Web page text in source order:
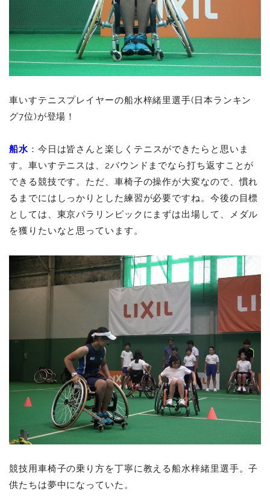
車いすテニスプレイヤーの船水梓緒里選手(日本ランキン
グ7位)が登場！
船水：今日は皆さんと楽しくテニスができたらと思いま
す。車いすテニスは、2バウンドまでなら打ち返すことが
できる競技です。ただ、車椅子の操作が大変なので、慣れ
るまでにはしっかりとした練習が必要ですね。今後の目標
としては、東京パラリンピックにまずは出場して、メダル
を獲りたいなと思っています。
競技用車椅子の乗り方を丁寧に教える船水梓緒里選手。子
供たちは夢中になっていた。